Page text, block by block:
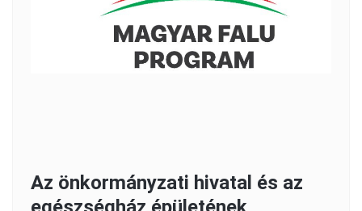
Az önkormányzati hivatal és az